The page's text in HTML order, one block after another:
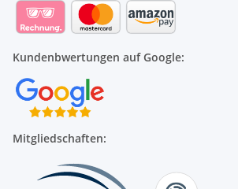
Kundenbwertungen auf Google:
Mitgliedschaften: